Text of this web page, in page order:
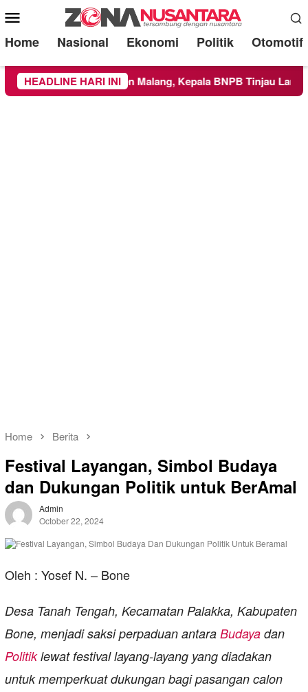
Mobile
Menu
Home Nasional Ekonomi Politik Otomotif
HEADLINE HARI INI
Kabupaten Malang, Kepala BNPB Tinjau Langsung
Home Berita
Festival Layangan, Simbol Budaya
dan Dukungan Politik untuk BerAmal
Admin
October 22, 2024
Oleh : Yosef N. – Bone
Desa Tanah Tengah, Kecamatan Palakka, Kabupaten
Bone, menjadi saksi perpaduan antara Budaya dan
Politiklewat festival layang-layang yang diadakan
untuk memperkuat dukungan bagi pasangan calon